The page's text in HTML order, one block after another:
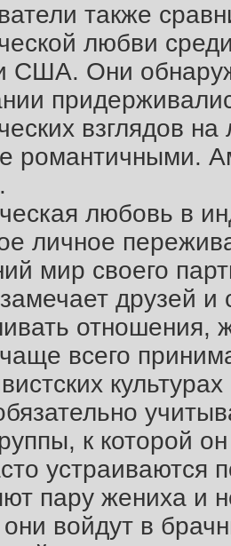
также
любви
США. Они
взглядов
романтичными.
любовь в
личное
мир своего
друзей
отношения,
всего
к которой
устраиваются
пару жениха и
они войдут в